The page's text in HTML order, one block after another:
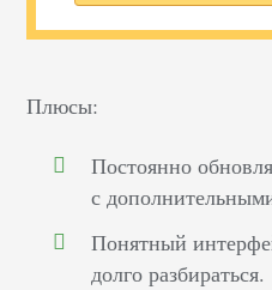
Плюсы:
Постоянно
с
Понятный
долго разбираться.